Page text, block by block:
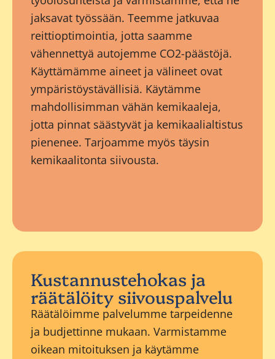
jaksavat työssään. Teemme jatkuvaa
reittioptimointia, jotta saamme
vähennettyä autojemme CO2-päästöjä.
Käyttämämme aineet ja välineet ovat
ympäristöystävällisiä. Käytämme
mahdollisimman vähän kemikaaleja,
jotta pinnat säästyvät ja kemikaalialtistus
pienenee. Tarjoamme myös täysin
kemikaalitonta siivousta.
Kustannustehokas ja
räätälöity siivouspalvelu
Räätälöimme palvelumme tarpeidenne
ja budjettinne mukaan. Varmistamme
oikean mitoituksen ja käytämme